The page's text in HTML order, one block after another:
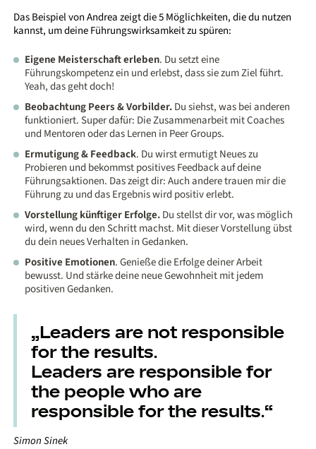
Das Beispiel von Andrea zeigt die 5 Möglichkeiten, die du nutzen
kannst, um deine Führungswirksamkeit zu spüren:
Eigene Meisterschaft erleben. Du setzt eine
Führungskompetenz ein und erlebst, dass sie zum Ziel führt.
Yeah, das geht doch!
Beobachtung Peers & Vorbilder.Du siehst, was bei anderen
funktioniert. Super dafür: Die Zusammenarbeit mit Coaches
und Mentoren oder das Lernen in Peer Groups.
Ermutigung & Feedback. Du wirst ermutigt Neues zu
Probieren und bekommst positives Feedback auf deine
Führungsaktionen. Das zeigt dir: Auch andere trauen mir die
Führung zu und das Ergebnis wird positiv erlebt.
Vorstellung künftiger Erfolge.Du stellst dir vor, was möglich
wird, wenn du den Schritt machst. Mit dieser Vorstellung übst
du dein neues Verhalten in Gedanken.
Positive Emotionen. Genieße die Erfolge deiner Arbeit
bewusst. Und stärke deine neue Gewohnheit mit jedem
positiven Gedanken.
„Leaders are not responsible
for the results.
Leaders are responsible for
the people who are
responsible for the results.“
Simon Sinek